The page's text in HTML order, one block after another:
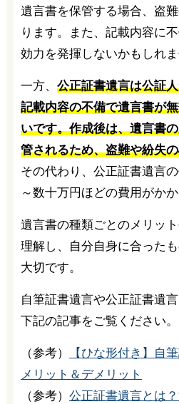
遺言書を保管する場合、盗
ります。また、記載内容に
効力を発揮しないかもしれま
一方、 公正証書遺言は公証
記載内容の不備で遺言書が
いです。作成後は、遺言書
管されるため、盗難や紛失
その代わり、公正証書遺言
～数十万円ほどの費用がかか
遺言書の種類ごとのメリッ
理解し、自分自身に合った
大切です。
自筆証書遺言や公正証書遺
下記の記事をご覧ください。
（参考）
【ひな形付き】自
メリット＆デメリット
（参考） 公正証書遺言とは